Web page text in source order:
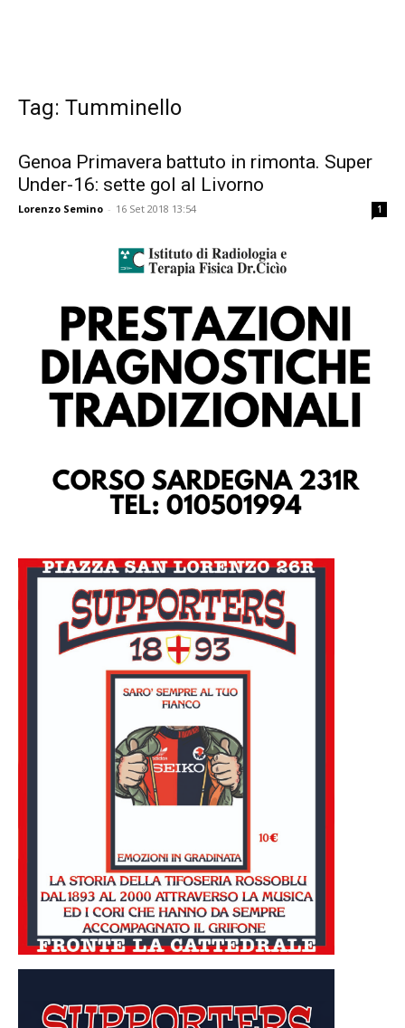
Tag: Tumminello
Genoa Primavera battuto in rimonta. Super
Under-16: sette gol al Livorno
Lorenzo Semino - 16 Set 2018 13:54 1